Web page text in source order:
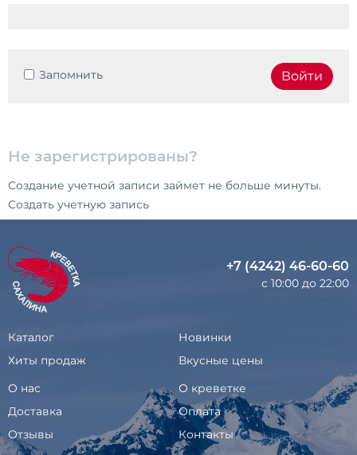
Войти
Запомнить
Не зарегистрированы?
Создание учетной записи займет не больше минуты.
Создать учетную запись
+7 (4242) 46-60-60
с 10:00 до 22:00
Каталог
Новинки
Хиты продаж
Вкусные цены
О нас
О креветке
Доставка
Оплата
Отзывы
Контакты